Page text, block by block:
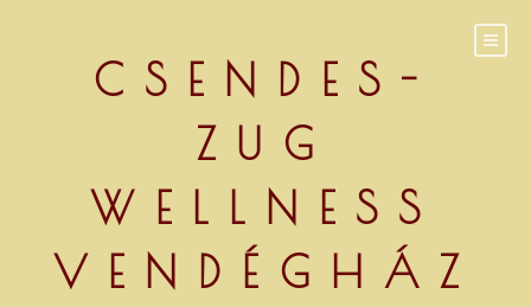
CSENDES-
ZUG
WELLNESS
VENDÉGHÁZ